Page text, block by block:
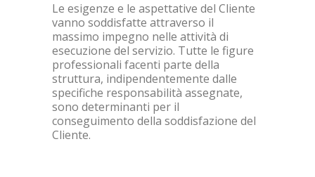
Le esigenze e le aspettative del Cliente
vanno soddisfatte attraverso il
massimo impegno nelle attività di
esecuzione del servizio. Tutte le figure
professionali facenti parte della
struttura, indipendentemente dalle
specifiche responsabilità assegnate,
sono determinanti per il
conseguimento della soddisfazione del
Cliente.